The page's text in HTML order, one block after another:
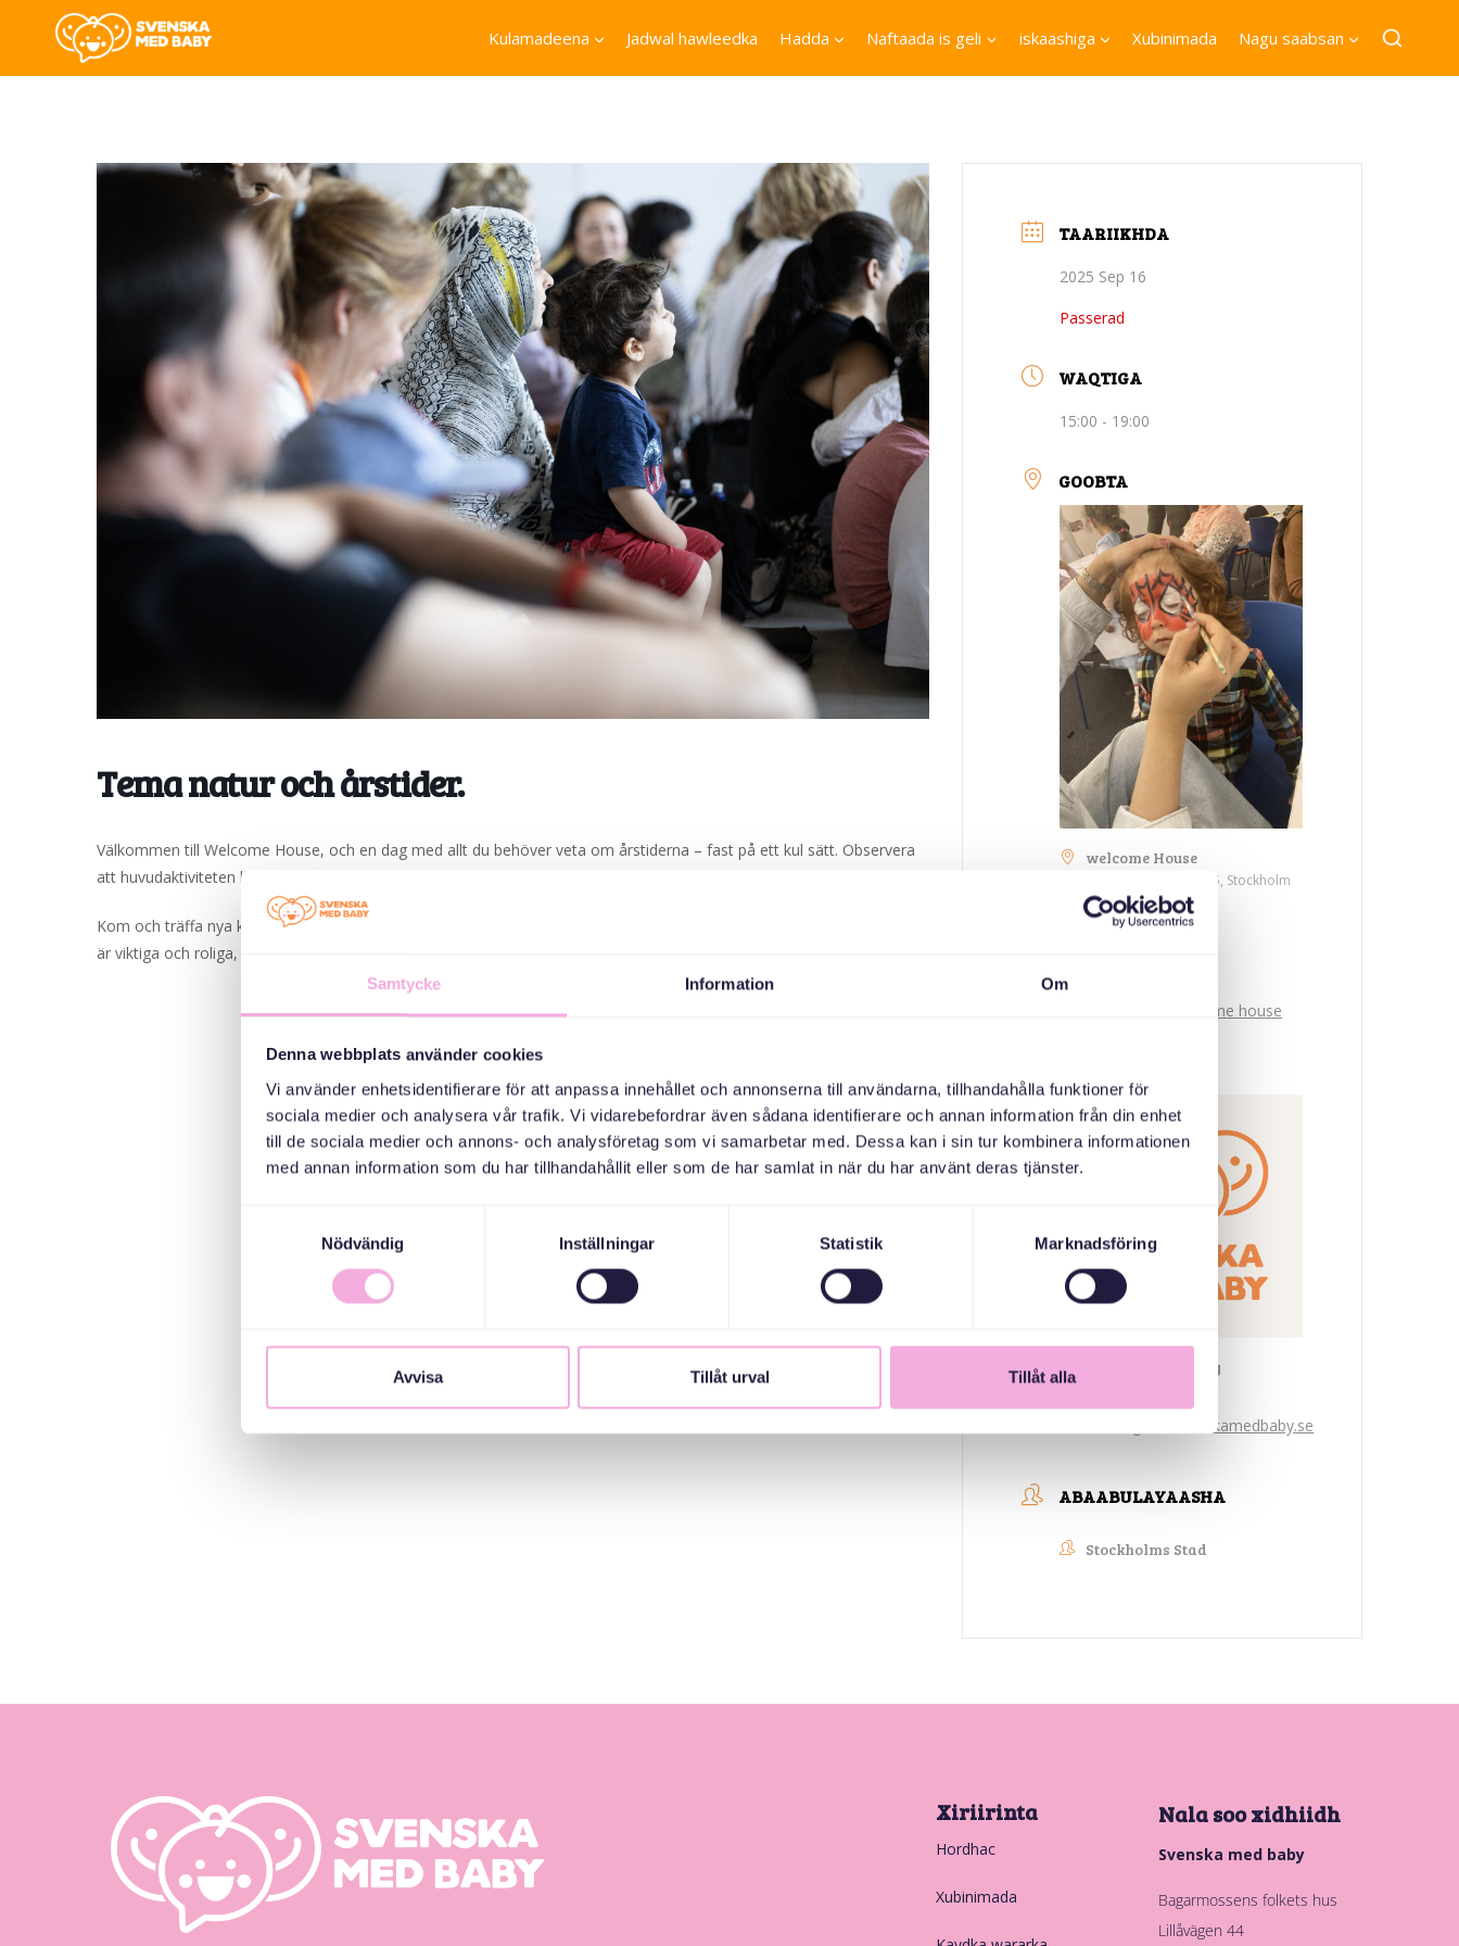
Samtycke Information Om
Denna webbplats använder cookies
Vi använder enhetsidentifierare för att anpassa innehållet och annonserna till användarna, tillhandahålla funktioner för
sociala medier och analysera vår trafik. Vi vidarebefordrar även sådana identifierare och annan information från din enhet
till de sociala medier och annons- och analysföretag som vi samarbetar med. Dessa kan i sin tur kombinera informationen
med annan information som du har tillhandahållit eller som de har samlat in när du har använt deras tjänster.
Nödvändig
Inställningar Statistik Marknadsföring
Avvisa Tillåt urval Tillåt alla
Kulamadeena Jadwal hawleedka Hadda Naftaada is geli iskaashiga Xubinimada Nagu saabsan
Tema natur och årstider.
Välkommen till Welcome House, och en dag med allt du behöver veta om årstiderna – fast på ett kul sätt. Observera
att huvudaktiviteten börjar 15.45, men att vi öppnar 15.00.
Kom och träffa nya kompisar, kanske någon från ett annat land, eller en extramormor/morfar. Vi skapar möten som
är viktiga och roliga, både för stora och små.
TAARIIKHDA
2025 Sep 16
Passerad
WAQTIGA
15:00 - 19:00
GOOBTA
welcome House
Medborgarplatsen 25, Stockholm
Mötesplats - Welcome house
Svenska med baby
bokningen@svenskamedbaby.se
ABAABULAYAASHA
Stockholms Stad
Xiriirinta
Hordhac
Xubinimada
Nala soo xidhiidh
Svenska med baby
Bagarmossens folkets hus
Lillåvägen 44